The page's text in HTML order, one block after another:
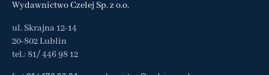
Wydawnictwo Czelej Sp. z o.o.
ul. Skrajna 12-14
20-802 Lublin
tel.: 81/ 446 98 12